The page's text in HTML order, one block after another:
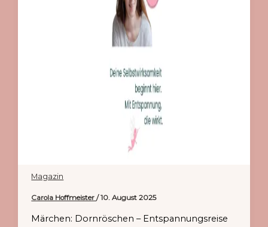
Magazin
Carola Hoffmeister/10. August 2025
Märchen: Dornröschen – Entspannungsreise